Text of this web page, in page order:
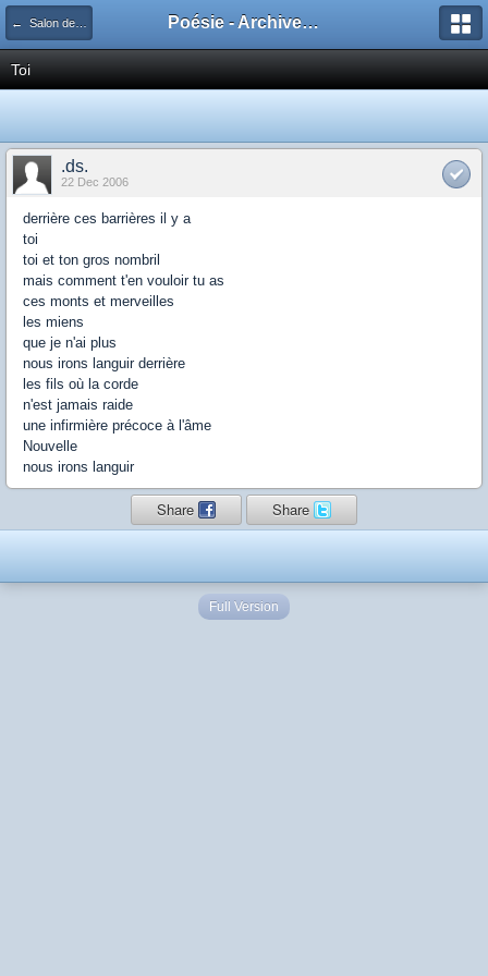
← Salon de publication principal Poésie - Archives de Toute La Poésie - 2005 - 2006
Toi
.ds.
22 Dec 2006
derrière ces barrières il y a
toi
toi et ton gros nombril
mais comment t'en vouloir tu as
ces monts et merveilles
les miens
que je n'ai plus
nous irons languir derrière
les fils où la corde
n'est jamais raide
une infirmière précoce à l'âme
Nouvelle
nous irons languir
Share Share
Full Version